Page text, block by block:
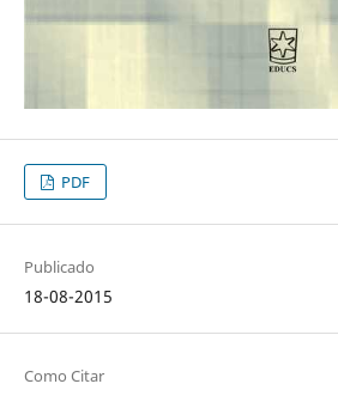
PDF
Publicado
18-08-2015
Como Citar